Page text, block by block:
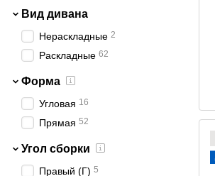
Вид дивана
Нераскладные 2
Раскладные 62
Форма
Угловая 16
Прямая 52
Угол сборки
Правый (Г) 5